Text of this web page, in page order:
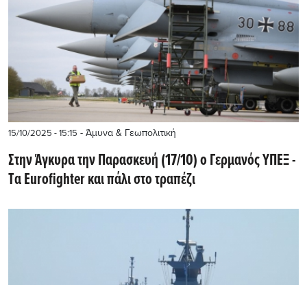
15/10/2025 - 15:15 - Άμυνα & Γεωπολιτική
Στην Άγκυρα την Παρασκευή (17/10) ο Γερμανός ΥΠΕΞ -
Tα Eurofighter και πάλι στο τραπέζι